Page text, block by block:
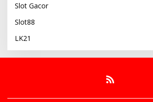
Slot Gacor
Slot88
LK21